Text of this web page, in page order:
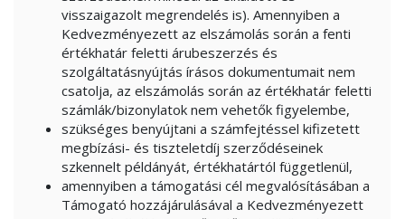
visszaigazolt megrendelés is). Amennyiben a
Kedvezményezett az elszámolás során a fenti
értékhatár feletti árubeszerzés és
szolgáltatásnyújtás írásos dokumentumait nem
csatolja, az elszámolás során az értékhatár feletti
számlák/bizonylatok nem vehetők figyelembe,
szükséges benyújtani a számfejtéssel kifizetett
megbízási- és tiszteletdíj szerződéseinek
szkennelt példányát, értékhatártól függetlenül,
amennyiben a támogatási cél megvalósításában a
Támogató hozzájárulásával a Kedvezményezett